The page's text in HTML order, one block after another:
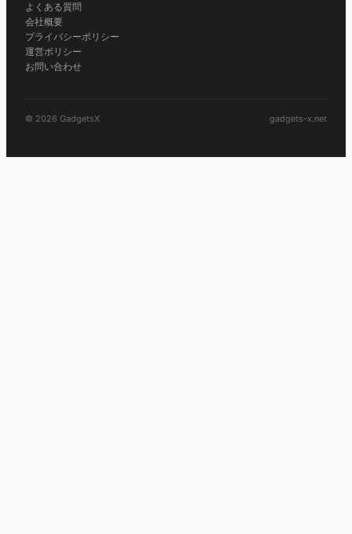
よくある質問
会社概要
プライバシーポリシー
運営ポリシー
お問い合わせ
© 2026 GadgetsX gadgets-x.net